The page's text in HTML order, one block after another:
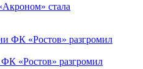
стала
«Ростов» разгромил